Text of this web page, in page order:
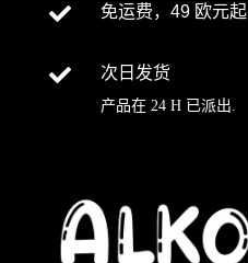
 免运费，49 欧元起
 次日发货
产品在 24 H 已派出